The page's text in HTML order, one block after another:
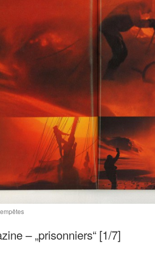
– „prisonniers“ [1/7]